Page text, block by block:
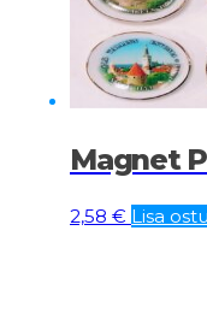
Magnet
2,58 € Lisa